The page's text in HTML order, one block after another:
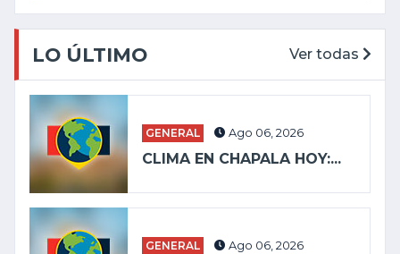
LO ÚLTIMO Ver todas
GENERAL Ago 06, 2026
CLIMA EN CHAPALA HOY:...
GENERAL Ago 06, 2026